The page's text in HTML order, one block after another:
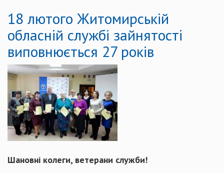
18 лютого Житомирській
обласній службі зайнятості
виповнюється 27 років
Шановні колеги, ветерани служби!